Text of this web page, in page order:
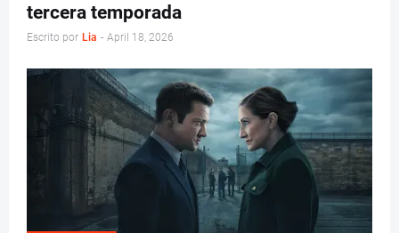
tercera temporada
Escrito por Lia - April 18, 2026